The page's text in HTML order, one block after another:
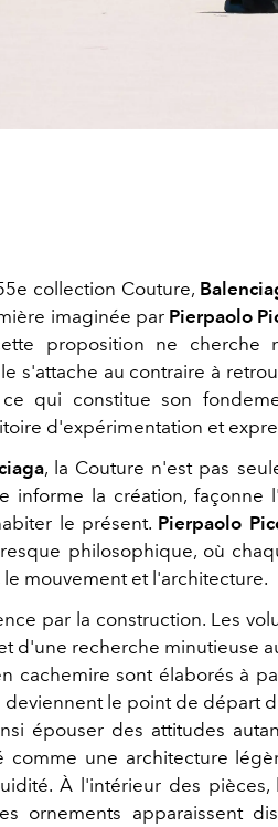
collection Couture,
imaginée par Pierpaolo
proposition ne
s'attache au contraire à
qui constitue son
d'expérimentation et
, la Couture n'est pas
informe la création,
le présent. Pierpaolo
philosophique, où
le mouvement et l'architecture.
par la construction. Les
d'une recherche minutieuse
cachemire sont élaborés à
deviennent le point de départ
épouser des attitudes
comme une architecture
À l'intérieur des pièces,
ornements apparaissent